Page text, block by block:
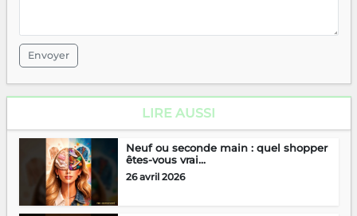
Envoyer
LIRE AUSSI
Neuf ou seconde main : quel shopper
êtes-vous vrai...
26 avril 2026